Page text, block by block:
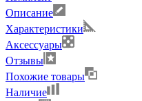
Описание
Характеристики
Аксессуары
Отзывы
Похожие товары
Наличие